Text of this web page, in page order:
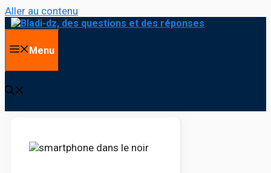
Aller au contenu
Menu